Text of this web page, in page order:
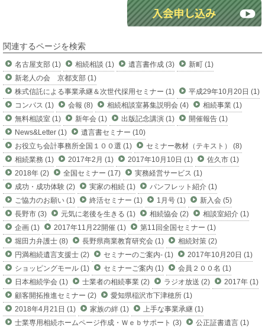
関連するページを検索
名古屋支部 (1) 相続相談 (1) 遺言書作成 (3)
新町 (1)
新老人の会 京都支部 (1)
株式信託による事業承継＆次世代採用セミナー (1)
平成29年10月20日 (1)
コンパス (1)
会報 (8) 相続相談室募集説明会 (4)
相続事業 (1)
無料相談室 (1)
新年会 (1) 出版記念講演 (1)
開催報告 (1)
News&Letter (1)
遺言書セミナー (10)
お役立ち会計事務所全国１００選 (1)
セミナー教材（テキスト） (8)
相続業務 (1)
2017年2月 (1) 2017年10月10日 (1)
佐久市 (1)
2018年 (2)
全国セミナー (17)
実務経営サービス (1)
成功・成功体験 (2)
実家の相続 (1)
パンフレット紹介 (1)
ご協力のお願い (1)
終活セミナー (1) 1月号 (1)
新入会 (5)
長野市 (3)
元気に老後を生きる (1) 相続協会 (2)
相談室紹介 (1)
企画 (1)
2017年11月22開催 (1)
第11回全国セミナー (1)
堀田力弁護士 (8)
長野県商業教育研究会 (1)
相続対策 (2)
円満相続遺言支援士 (2)
セミナーのご案内- (1)
2017年10月20日 (1)
ショッピングモール (1)
セミナーご案内 (1)
会員２００名 (1)
日本相続学会 (1)
士業者の相続事業 (2) ラジオ放送 (2)
2017年 (1)
顧客開拓推進セミナー (2)
愛知県稲沢市下津穂所 (1)
2018年4月21日 (1)
家族の絆 (1)
上手な事業承継 (1)
士業専用相続ホームページ作成・Ｗｅｂサポート (3)
公正証書遺言 (1)